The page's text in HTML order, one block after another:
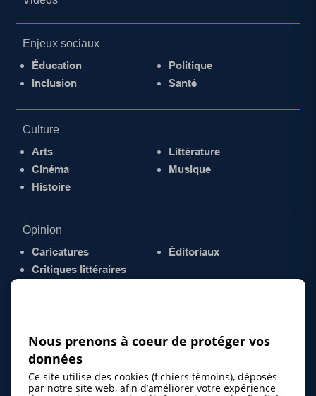
Enjeux sociaux
Éducation
Inclusion
Politique
Santé
Culture
Arts
Cinéma
Histoire
Littérature
Musique
Opinion
Caricatures
Critiques littéraires
Éditoriaux
Nous prenons à coeur de protéger vos
données
Ce site utilise des cookies (fichiers témoins), déposés
par notre site web, afin d’améliorer votre expérience